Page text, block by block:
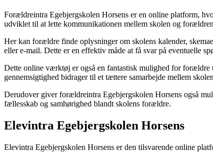
Forældreintra Egebjergskolen Horsens er en online platform,
udviklet til at lette kommunikationen mellem skolen og
Her kan forældre finde oplysninger om skolens kalender,
eller e-mail. Dette er en effektiv måde at få svar på eventuelle
Dette online værktøj er også en fantastisk mulighed for forældre
gennemsigtighed bidrager til et tættere samarbejde mellem
Derudover giver forældreintra Egebjergskolen Horsens også
fællesskab og samhørighed blandt skolens forældre.
Elevintra Egebjergskolen Horsens
Elevintra Egebjergskolen Horsens er den tilsvarende online